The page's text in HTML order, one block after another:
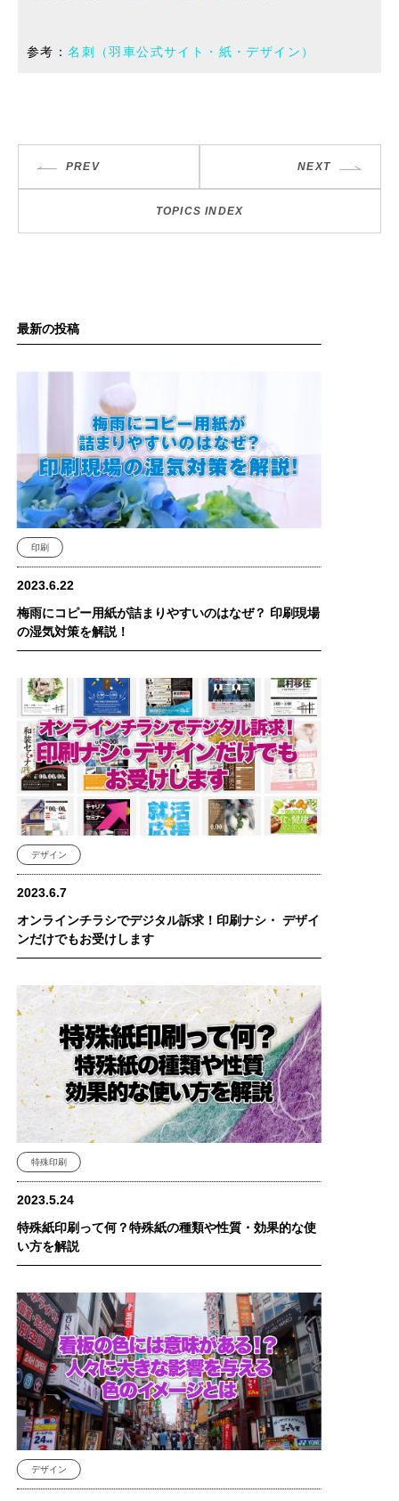
参考：名刺（羽車公式サイト・紙・デザイン）
PREV
TOPICS INDEX
NEXT
最新の投稿
印刷
2023.6.22
梅雨にコピー用紙が詰まりやすいのはなぜ？ 印刷現場
の湿気対策を解説！
デザイン
2023.6.7
オンラインチラシでデジタル訴求！印刷ナシ・ デザイ
ンだけでもお受けします
特殊印刷
2023.5.24
特殊紙印刷って何？特殊紙の種類や性質・効果的な使
い方を解説
デザイン